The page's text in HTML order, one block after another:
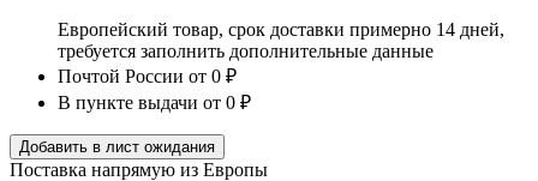
Европейский товар, срок доставки примерно 14 дней,
требуется заполнить дополнительные данные
Почтой России от 0 ₽
В пункте выдачи от 0 ₽
Добавить в лист ожидания
Поставка напрямую из Европы